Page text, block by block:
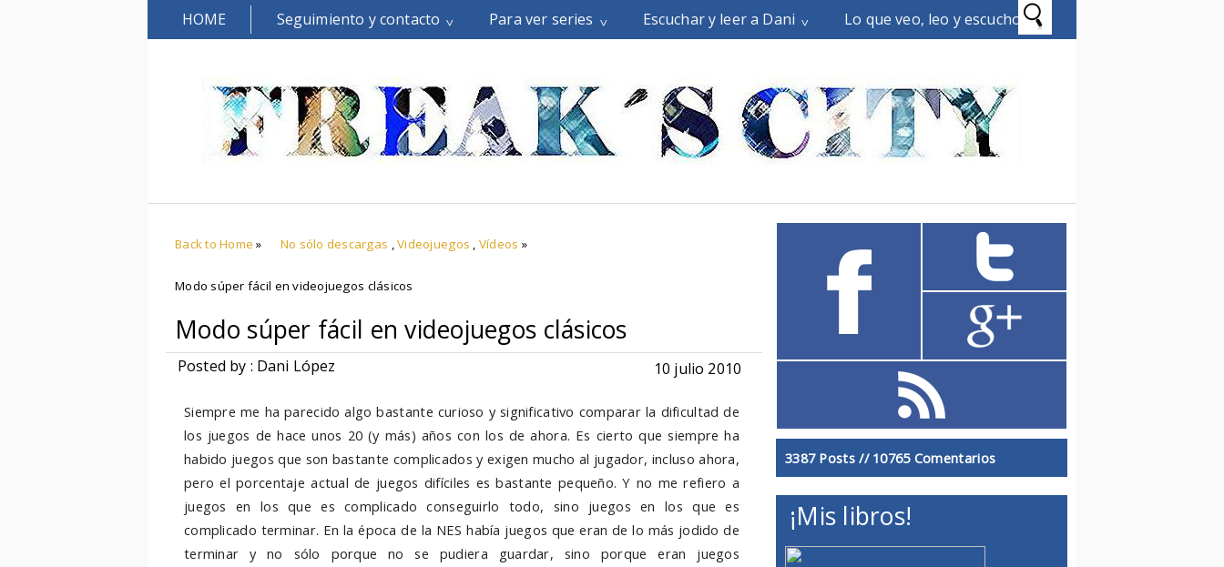
HOME Seguimiento y contacto Para ver series Escuchar y leer a Dani Lo que veo, leo y escucho
Back to Home » No sólo descargas ,Videojuegos , Vídeos »
Modo súper fácil en videojuegos clásicos
Modo súper fácil en videojuegos clásicos
Posted by : Dani López 10 julio 2010
Siempre me ha parecido algo bastante curioso y significativo comparar la dificultad de
los juegos de hace unos 20 (y más) años con los de ahora. Es cierto que siempre ha
habido juegos que son bastante complicados y exigen mucho al jugador, incluso ahora,
pero el porcentaje actual de juegos difíciles es bastante pequeño. Y no me refiero a
juegos en los que es complicado conseguirlo todo, sino juegos en los que es
complicado terminar. En la época de la NES había juegos que eran de lo más jodido de
terminar y no sólo porque no se pudiera guardar, sino porque eran juegos
3387 Posts // 10765 Comentarios
¡Mis libros!